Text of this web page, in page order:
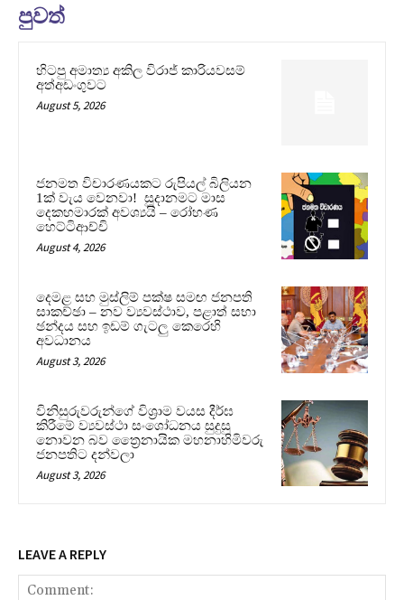
පුවත්
හිටපු අමාත්‍ය අකිල විරාජ් කාරියවසම්
අත්අඩංගුවට
August 5, 2026
ජනමත විචාරණයකට රුපියල් බිලියන
1ක් වැය වෙනවා! සූදානමට මාස
දෙකහමාරක් අවශ්‍යයි – රෝහණ
හෙට්ටිආච්චි
August 4, 2026
දෙමළ සහ මුස්ලිම් පක්ෂ සමඟ ජනපති
සාකච්ඡා – නව ව්‍යවස්ථාව, පළාත් සභා
ඡන්දය සහ ඉඩම් ගැටලු කෙරෙහි
අවධානය
August 3, 2026
විනිසුරුවරුන්ගේ විශ්‍රාම වයස දීර්ඝ
කිරීමේ ව්‍යවස්ථා සංශෝධනය සුදුසු
නොවන බව ත්‍රෛනායික මහනාහිමිවරු
ජනපතිට දන්වලා
August 3, 2026
LEAVE A REPLY